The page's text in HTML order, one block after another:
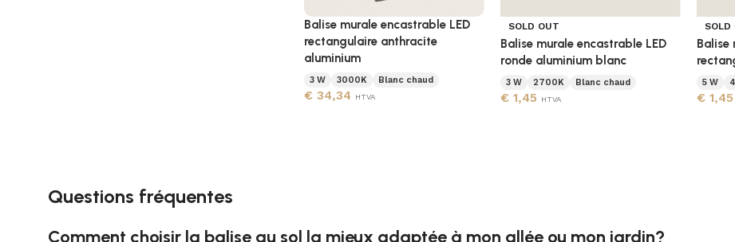
Balise murale encastrable LED
rectangulaire anthracite
aluminium
3 W 3000K Blanc chaud
€ 34,34 HTVA
SOLD OUT
Balise murale encastrable LED
ronde aluminium blanc
3 W 2700K Blanc chaud
€1,45 HTVA
SOLD
Balise
5 W
€1,45
Questions fréquentes
Comment choisir la balise au sol la mieux adaptée à mon allée ou mon jardin?